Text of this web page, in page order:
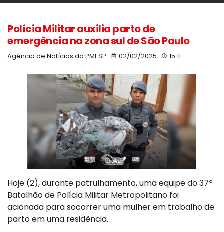
Polícia Militar auxilia parto de
emergência na zona sul de São Paulo
Agência de Notícias da PMESP 02/02/2025 15:11
Hoje (2), durante patrulhamento, uma equipe do 37º
Batalhão de Polícia Militar Metropolitano foi
acionada para socorrer uma mulher em trabalho de
parto em uma residência.